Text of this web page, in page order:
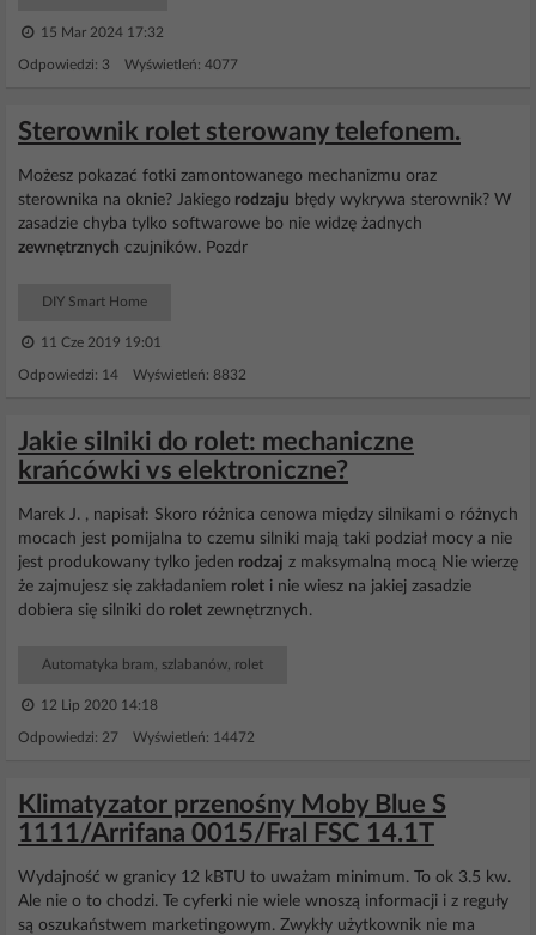
15 Mar 2024 17:32
Odpowiedzi: 3 Wyświetleń: 4077
Sterownik rolet sterowany telefonem.
Możesz pokazać fotki zamontowanego mechanizmu oraz
sterownika na oknie? Jakiego rodzaju błędy wykrywa sterownik? W
zasadzie chyba tylko softwarowe bo nie widzę żadnych
zewnętrznych czujników. Pozdr
DIY Smart Home
11 Cze 2019 19:01
Odpowiedzi: 14 Wyświetleń: 8832
Jakie silniki do rolet: mechaniczne
krańcówki vs elektroniczne?
Marek J. , napisał: Skoro różnica cenowa między silnikami o różnych
mocach jest pomijalna to czemu silniki mają taki podział mocy a nie
jest produkowany tylko jeden rodzaj z maksymalną mocą Nie wierzę
że zajmujesz się zakładaniem rolet i nie wiesz na jakiej zasadzie
dobiera się silniki do rolet zewnętrznych.
Automatyka bram, szlabanów, rolet
12 Lip 2020 14:18
Odpowiedzi: 27 Wyświetleń: 14472
Klimatyzator przenośny Moby Blue S
1111/Arrifana 0015/Fral FSC 14.1T
Wydajność w granicy 12 kBTU to uważam minimum. To ok 3.5 kw.
Ale nie o to chodzi. Te cyferki nie wiele wnoszą informacji i z reguły
są oszukaństwem marketingowym. Zwykły użytkownik nie ma